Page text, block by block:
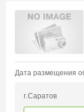
Дата размещения
г.Саратов